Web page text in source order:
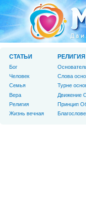
СТАТЬИ
Бог
Человек
Cемья
Вера
Религия
Жизнь вечная
Слова
Турне
Движение
Принцип